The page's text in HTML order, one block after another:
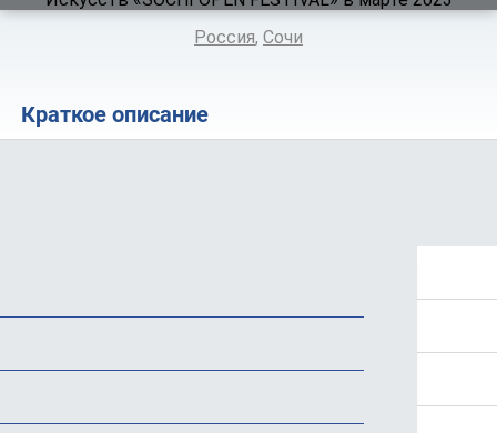
Россия, Сочи
Краткое описание